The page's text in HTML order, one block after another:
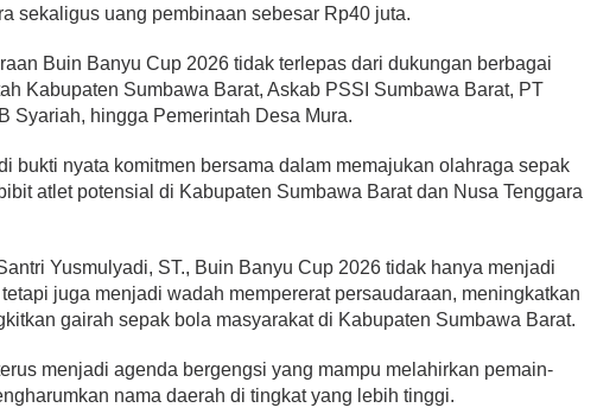
sekaligus uang pembinaan sebesar Rp40 juta.
Buin Banyu Cup 2026 tidak terlepas dari dukungan berbagai
Kabupaten Sumbawa Barat, Askab PSSI Sumbawa Barat, PT
Syariah, hingga Pemerintah Desa Mura.
bukti nyata komitmen bersama dalam memajukan olahraga sepak
atlet potensial di Kabupaten Sumbawa Barat dan Nusa Tenggara
Yusmulyadi, ST., Buin Banyu Cup 2026 tidak hanya menjadi
juga menjadi wadah mempererat persaudaraan, meningkatkan
gairah sepak bola masyarakat di Kabupaten Sumbawa Barat.
menjadi agenda bergengsi yang mampu melahirkan pemain-
nama daerah di tingkat yang lebih tinggi.